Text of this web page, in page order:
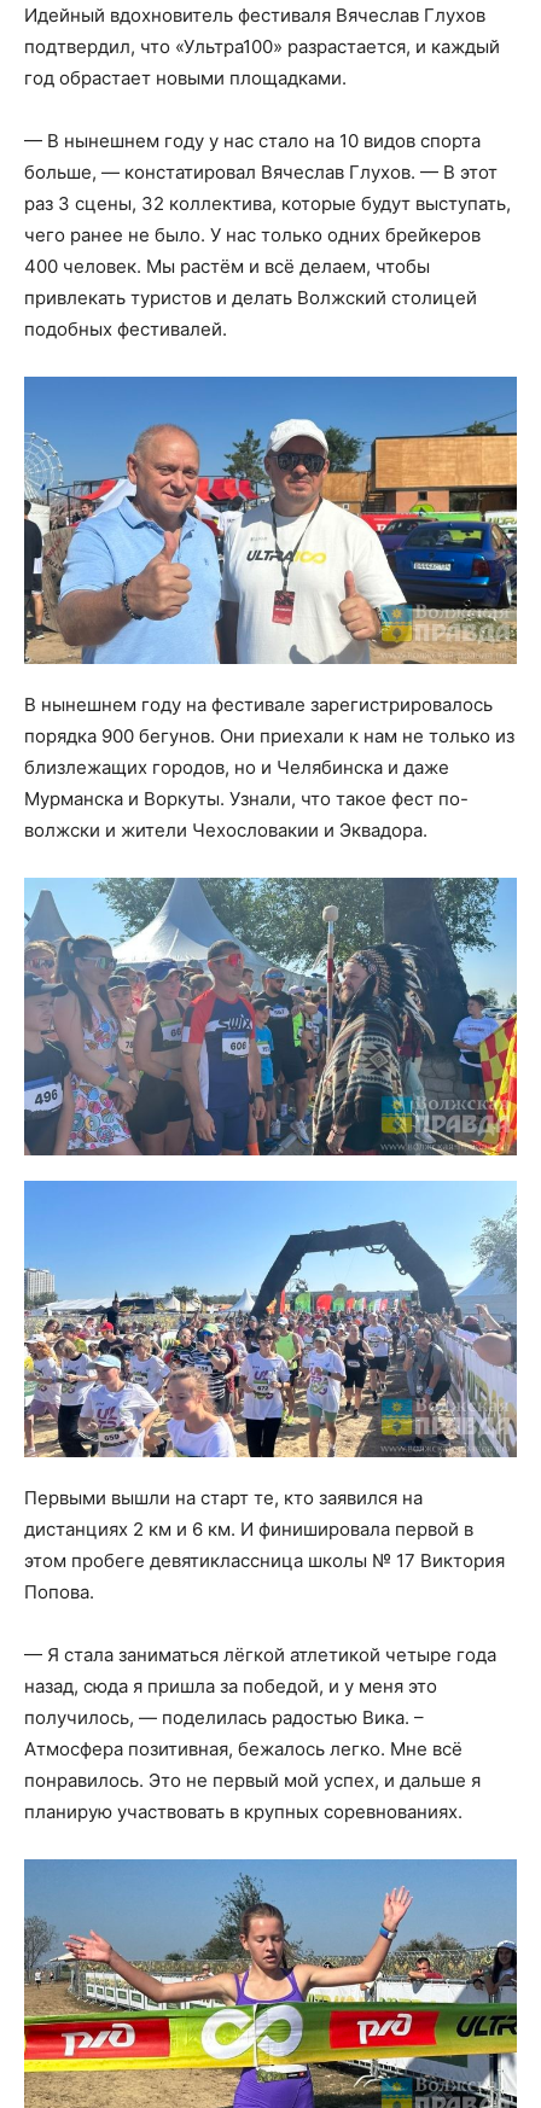
Идейный вдохновитель фестиваля Вячеслав Глухов
подтвердил, что «Ультра100» разрастается, и каждый
год обрастает новыми площадками.
— В нынешнем году у нас стало на 10 видов спорта
больше, — констатировал Вячеслав Глухов. — В этот
раз 3 сцены, 32 коллектива, которые будут выступать,
чего ранее не было. У нас только одних брейкеров
400 человек. Мы растём и всё делаем, чтобы
привлекать туристов и делать Волжский столицей
подобных фестивалей.
В нынешнем году на фестивале зарегистрировалось
порядка 900 бегунов. Они приехали к нам не только из
близлежащих городов, но и Челябинска и даже
Мурманска и Воркуты. Узнали, что такое фест по-
волжски и жители Чехословакии и Эквадора.
Первыми вышли на старт те, кто заявился на
дистанциях 2 км и 6 км. И финишировала первой в
этом пробеге девятиклассница школы № 17 Виктория
Попова.
— Я стала заниматься лёгкой атлетикой четыре года
назад, сюда я пришла за победой, и у меня это
получилось, — поделилась радостью Вика. –
Атмосфера позитивная, бежалось легко. Мне всё
понравилось. Это не первый мой успех, и дальше я
планирую участвовать в крупных соревнованиях.